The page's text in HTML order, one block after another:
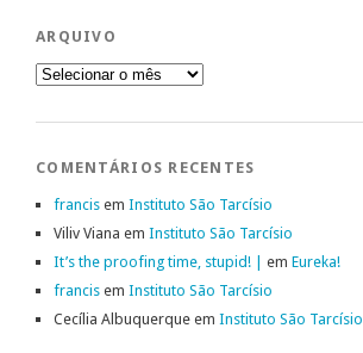
ARQUIVO
Arquivo
COMENTÁRIOS RECENTES
francis em Instituto São Tarcísio
Viliv Viana em Instituto São Tarcísio
It’s the proofing time, stupid! | em Eureka!
francis em Instituto São Tarcísio
Cecília Albuquerque em Instituto São Tarcísio